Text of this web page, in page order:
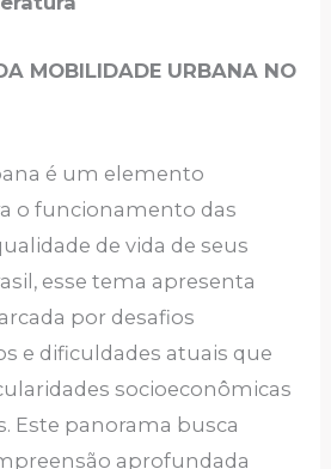
MOBILIDADE URBANA NO
é um elemento
o funcionamento das
de vida de seus
esse tema apresenta
por desafios
e dificuldades atuais que
socioeconômicas
Este panorama busca
aprofundada